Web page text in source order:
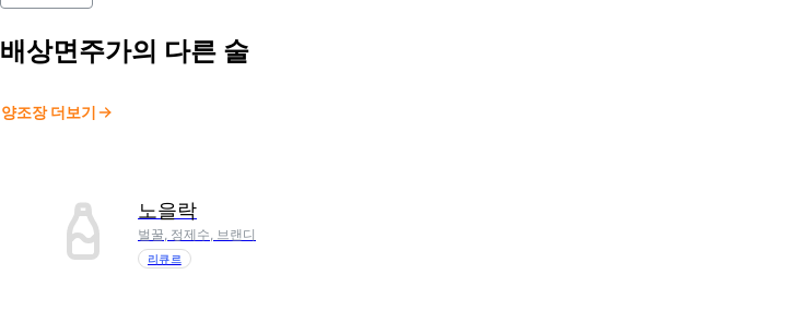
배상면주가의 다른 술
양조장 더보기
노을락
벌꿀, 정제수, 브랜디
리큐르